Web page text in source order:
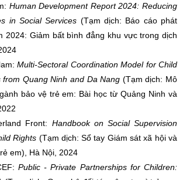
Human Development Report 2024: Reducing
in Social Services (Tạm dịch: Báo cáo phát
2024: Giảm bất bình đẳng khu vực trong dịch
Multi-Sectoral Coordination Model for Child
from Quang Ninh and Da Nang (Tạm dịch: Mô
bảo vệ trẻ em: Bài học từ Quảng Ninh và
Front: Handbook on Social Supervision
Rights (Tạm dịch: Sổ tay Giám sát xã hội và
em), Hà Nội, 2024
Public - Private Partnerships for Children: